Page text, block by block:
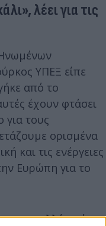
λέει για τις
Ηνωμένων
ΥΠΕΞ είπε
από το
έχουν φτάσει
για τους
ορισμένα
και τις ενέργειες
Ευρώπη για το
για πολλά χρόνια,